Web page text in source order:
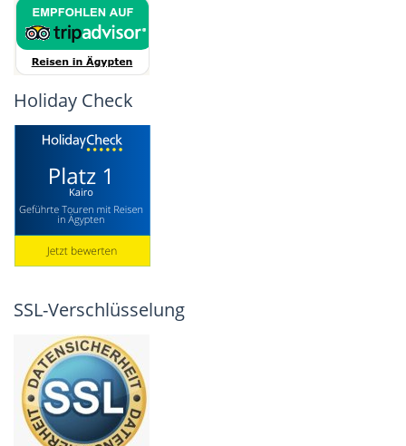
Holiday Check
SSL-Verschlüsselung